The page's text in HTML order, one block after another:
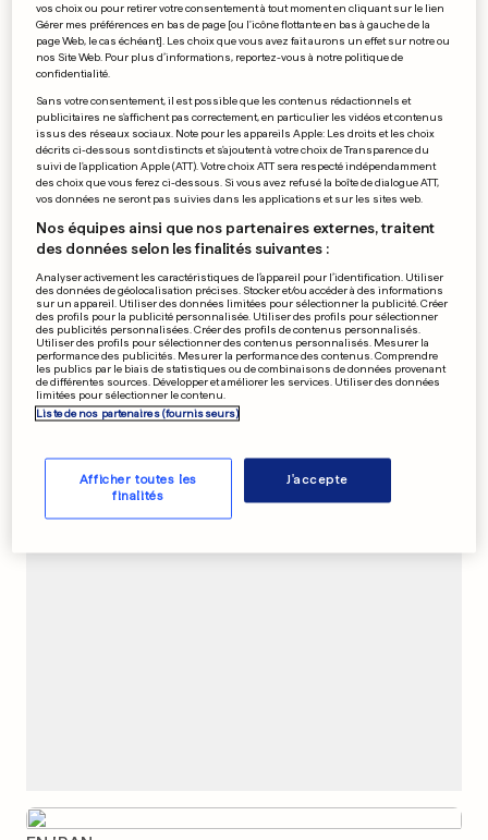
EN INDE
Un incendie fait au moins 24
morts, en grande majorité des
enfants
1 1 6
EN FRANCE
Il s'évade de la gendarmerie
après avoir importé du tabac
du Luxembourg
21 56 50
FESTIVAL DE CANNES
«Je dédie ma Palme d'or à
toutes les travailleuses du
sexe»
PUBLICITÉ
vos choix ou pour retirer votre consentement à tout moment en cliquant sur le lien
Gérer mes préférences en bas de page [ou l'icône flottante en bas à gauche de la
page Web, le cas échéant]. Les choix que vous avez fait aurons un effet sur notre ou
nos Site Web. Pour plus d’informations, reportez-vous à notre politique de
confidentialité.
Sans votre consentement, il est possible que les contenus rédactionnels et
publicitaires ne s'affichent pas correctement, en particulier les vidéos et contenus
issus des réseaux sociaux. Note pour les appareils Apple: Les droits et les choix
décrits ci-dessous sont distincts et s'ajoutent à votre choix de Transparence du
suivi de l'application Apple (ATT). Votre choix ATT sera respecté indépendamment
des choix que vous ferez ci-dessous. Si vous avez refusé la boîte de dialogue ATT,
vos données ne seront pas suivies dans les applications et sur les sites web.
Nos équipes ainsi que nos partenaires externes, traitent
des données selon les finalités suivantes :
Analyser activement les caractéristiques de l’appareil pour l’identification. Utiliser
des données de géolocalisation précises. Stocker et/ou accéder à des informations
sur un appareil. Utiliser des données limitées pour sélectionner la publicité. Créer
des profils pour la publicité personnalisée. Utiliser des profils pour sélectionner
des publicités personnalisées. Créer des profils de contenus personnalisés.
Utiliser des profils pour sélectionner des contenus personnalisés. Mesurer la
performance des publicités. Mesurer la performance des contenus. Comprendre
les publics par le biais de statistiques ou de combinaisons de données provenant
de différentes sources. Développer et améliorer les services. Utiliser des données
limitées pour sélectionner le contenu.
Liste de nos partenaires (fournisseurs)
Afficher toutes les
finalités
J'accepte